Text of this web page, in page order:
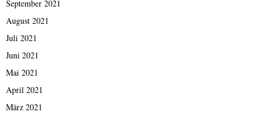
September 2021
August 2021
Juli 2021
Juni 2021
Mai 2021
April 2021
März 2021